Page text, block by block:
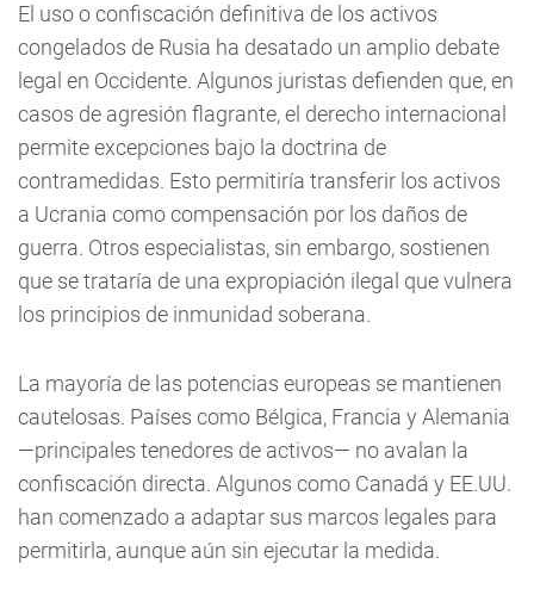
El uso o confiscación definitiva de los activos
congelados de Rusia ha desatado un amplio debate
legal en Occidente. Algunos juristas defienden que, en
casos de agresión flagrante, el derecho internacional
permite excepciones bajo la doctrina de
contramedidas. Esto permitiría transferir los activos
a Ucrania como compensación por los daños de
guerra. Otros especialistas, sin embargo, sostienen
que se trataría de una expropiación ilegal que vulnera
los principios de inmunidad soberana.
La mayoría de las potencias europeas se mantienen
cautelosas. Países como Bélgica, Francia y Alemania
—principales tenedores de activos— no avalan la
confiscación directa. Algunos como Canadá y EE.UU.
han comenzado a adaptar sus marcos legales para
permitirla, aunque aún sin ejecutar la medida.